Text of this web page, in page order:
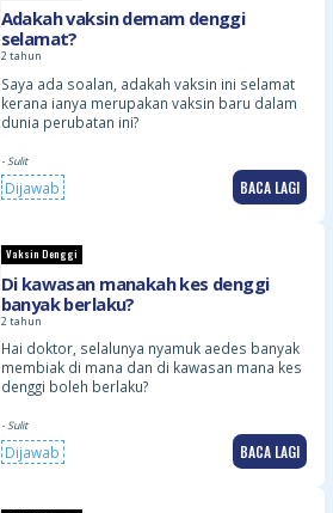
Adakah vaksin demam denggi
selamat?
2 tahun
Saya ada soalan, adakah vaksin ini selamat
kerana ianya merupakan vaksin baru dalam
dunia perubatan ini?
- Sulit
Dijawab BACA LAGI
Vaksin Denggi
Di kawasan manakah kes denggi
banyak berlaku?
2 tahun
Hai doktor, selalunya nyamuk aedes banyak
membiak di mana dan di kawasan mana kes
denggi boleh berlaku?
- Sulit
Dijawab BACA LAGI